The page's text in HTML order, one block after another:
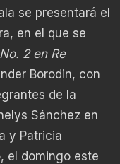
se presentará el
en el que se
2 en Re
Borodin, con
de la
Sánchez en
y Patricia
el domingo este